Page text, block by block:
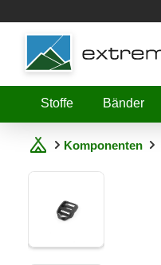
Shopware
Stoffe
Bänder
Komponenten